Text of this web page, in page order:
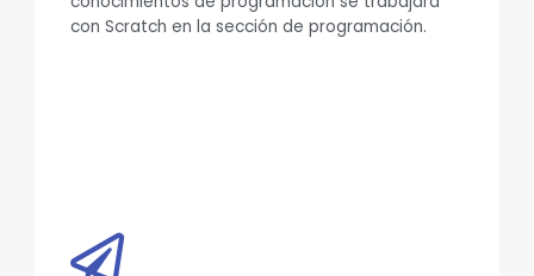
con Scratch en la sección de programación.